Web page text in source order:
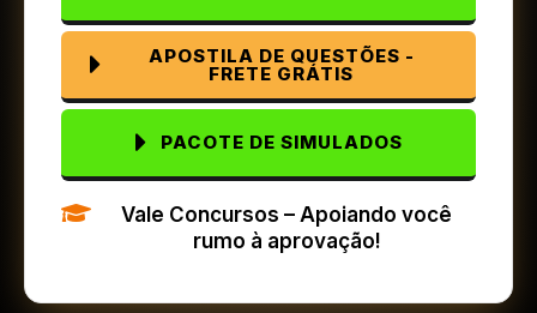
APOSTILA DE QUESTÕES -
FRETE GRÁTIS
PACOTE DE SIMULADOS
Vale Concursos – Apoiando você
rumo à aprovação!